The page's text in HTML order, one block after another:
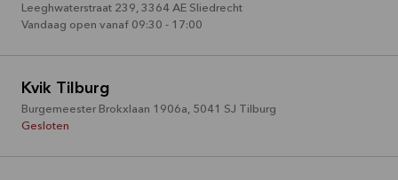
Leeghwaterstraat 239, 3364 AE Sliedrecht
Vandaag open vanaf 09:30 - 17:00
Kvik Tilburg
Burgemeester Brokxlaan 1906a, 5041 SJ Tilburg
Gesloten